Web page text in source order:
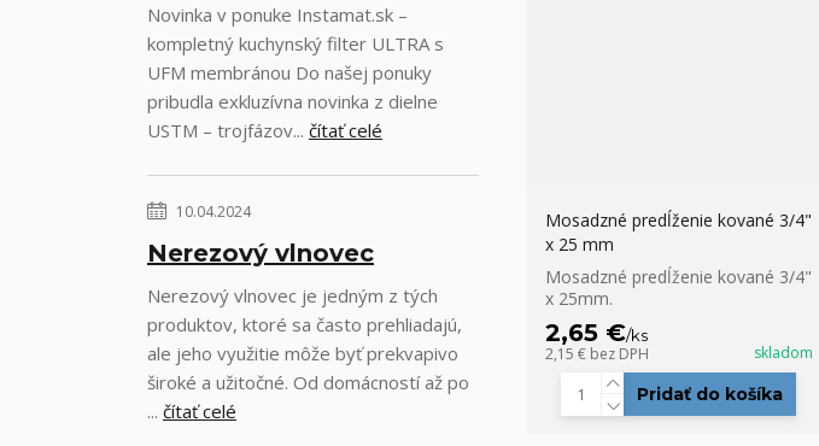
Mosadzné predĺženie kované 3/4"
x 25 mm
Mosadzné predĺženie kované 3/4"
x 25mm.
2,65 €/ks
2,15 € bez DPH skladom
Pridať do košíka
Novinka v ponuke Instamat.sk –
kompletný kuchynský filter ULTRA s
UFM membránou Do našej ponuky
pribudla exkluzívna novinka z dielne
USTM – trojfázov... čítať celé
10.04.2024
Nerezový vlnovec
Nerezový vlnovec je jedným z tých
produktov, ktoré sa často prehliadajú,
ale jeho využitie môže byť prekvapivo
široké a užitočné. Od domácností až po
... čítať celé